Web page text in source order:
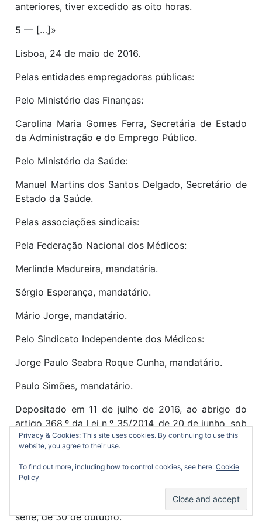
anteriores, tiver excedido as oito horas.
5 — […]»
Lisboa, 24 de maio de 2016.
Pelas entidades empregadoras públicas:
Pelo Ministério das Finanças:
Carolina Maria Gomes Ferra, Secretária de Estado
da Administração e do Emprego Público.
Pelo Ministério da Saúde:
Manuel Martins dos Santos Delgado, Secretário de
Estado da Saúde.
Pelas associações sindicais:
Pela Federação Nacional dos Médicos:
Merlinde Madureira, mandatária.
Sérgio Esperança, mandatário.
Mário Jorge, mandatário.
Pelo Sindicato Independente dos Médicos:
Jorge Paulo Seabra Roque Cunha, mandatário.
Paulo Simões, mandatário.
Depositado em 11 de julho de 2016, ao abrigo do
artigo 368.º da Lei n.º 35/2014, de 20 de junho, sob
o n.º 226/2016, a fls. 35 do Livro n.º 2.
n.º 35/2014, de 20 de junho, no uso da
competência delegada pelo Despacho n.º
13824/2013, de 16 de outubro, publicado no DR, 2.ª
série, de 30 de outubro.
Privacy & Cookies: This site uses cookies. By continuing to use this
website, you agree to their use.
To find out more, including how to control cookies, see here: Cookie
Policy